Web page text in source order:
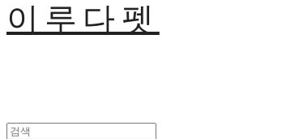
이루다펫